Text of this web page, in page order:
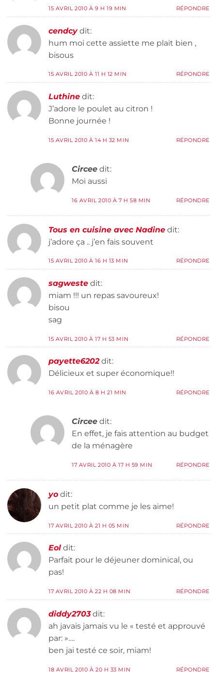
15 AVRIL 2010 À 9 H 19 MIN RÉPONDRE
cendcy dit:
hum moi cette assiette me plait bien ,
bisous
15 AVRIL 2010 À 11 H 12 MIN RÉPONDRE
Luthine dit:
J’adore le poulet au citron !
Bonne journée !
15 AVRIL 2010 À 14 H 32 MIN RÉPONDRE
Circee dit:
Moi aussi
16 AVRIL 2010 À 7 H 58 MIN RÉPONDRE
Tous en cuisine avec Nadine dit:
j’adore ça .. j’en fais souvent
15 AVRIL 2010 À 16 H 13 MIN RÉPONDRE
sagweste dit:
miam !!! un repas savoureux!
bisou
sag
15 AVRIL 2010 À 17 H 53 MIN RÉPONDRE
payette6202 dit:
Délicieux et super économique!!
16 AVRIL 2010 À 8 H 21 MIN RÉPONDRE
Circee dit:
En effet, je fais attention au budget
de la ménagère
17 AVRIL 2010 À 17 H 59 MIN RÉPONDRE
yo dit:
un petit plat comme je les aime!
17 AVRIL 2010 À 21 H 05 MIN RÉPONDRE
Eol dit:
Parfait pour le déjeuner dominical, ou
pas!
17 AVRIL 2010 À 22 H 08 MIN RÉPONDRE
diddy2703 dit:
ah javais jamais vu le « testé et approuvé
par: »….
ben jai testé ce soir, miam!
18 AVRIL 2010 À 20 H 33 MIN RÉPONDRE